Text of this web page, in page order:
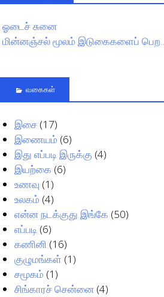
ஓடைச் சுனை
மின்னஞ்சல் மூலம் இடுகைகளைப் பெற..
வகைகள்
இசை (17)
இணையம் (6)
இது எப்படி இருக்கு (4)
இயற்கை (6)
உணவு (1)
உலகம் (4)
என்ன நடக்குது இங்கே (50)
எப்படி (6)
கணினி (16)
குழுமங்கள் (1)
சமூகம் (1)
சிங்காரச் சென்னை (4)